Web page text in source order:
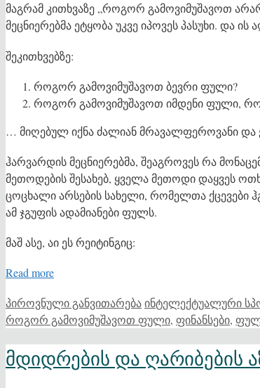
მაგრამ კითხვაზე „როგორ გამოვიმუშავოთ
მეცნიერებმა ეტყობა უკვე იპოვეს პასუხი. და
შეკითხვებზე:
როგორ გამოვიმუშავოთ ბევრი ფული?
როგორ გამოვიმუშავოთ იმდენი ფული,
… მიღებულ იქნა ძალიან მრავალფეროვანი და
ჰარვარდის მეცნიერებმა, შეაგროვეს რა
მეთოდების შესახებ, ყველა მეთოდი დაყვეს
ცოცხალი არსების სახელი, რომელთა ქცევები
ამ ჯგუფის ადამიანები ფულს.
მაშ ასე, აი ეს რეიტინგიც:
Read more
Categories
პიროვნული განვითარებაTags
ინტელექტუალური
როგორ გამოვიმუშავოთ ფული, ფინანსები,
მდიდრების და ღარიბების